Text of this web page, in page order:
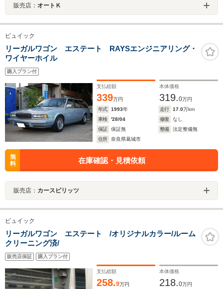
販売店： オートＫ
ビュイック
リーガルワゴン エステート RAYSエンジニアリング・
ワイヤーホイル
購入プラン付
支払総額
339万円
本体価格
319.0万円
年式
1993年 走行 17.0万km
車検
'28/04 修復
なし
保証
保証無 整備
法定整備無
住所
奈良県葛城市
無
料
在庫確認・見積依頼
販売店： カースピリッツ
ビュイック
リーガルワゴン エステート /オリジナルカラー/ルーム
クリーニング済/
販売店保証 購入プラン付
支払総額
258.9万円
本体価格
218.0万円